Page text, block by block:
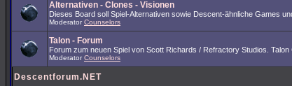
Alternativen - Clones - Visionen
Dieses Board soll Spiel-Alternativen sowie Descent-ähnliche Games
Moderator Counselors
Talon - Forum
Forum zum neuen Spiel von Scott Richards / Refractory Studios. Talon
Moderator Counselors
Descentforum.NET